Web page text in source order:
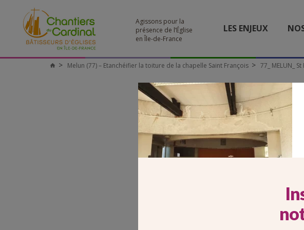
Agissons pour la
présence de l’Église
en Île-de-France
LES ENJEUX
Chantiers
Melun (77) – Etanchéifier la toiture de la chapelle Saint François 77_ MELUN_
77_